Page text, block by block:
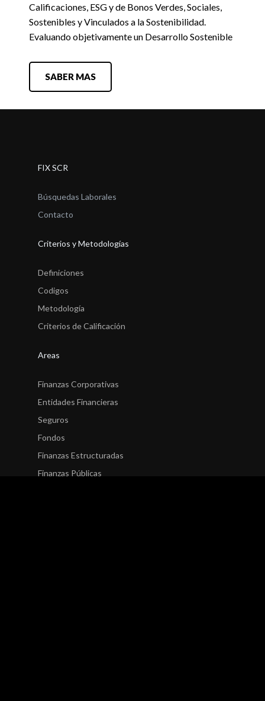
Calificaciones, ESG y de Bonos Verdes, Sociales,
Sostenibles y Vinculados a la Sostenibilidad.
Evaluando objetivamente un Desarrollo Sostenible
SABER MAS
FIX SCR
Búsquedas Laborales
Contacto
Criterios y Metodologías
Definiciones
Codigos
Metodología
Criterios de Calificación
Areas
Finanzas Corporativas
Entidades Financieras
Seguros
Fondos
Finanzas Estructuradas
Finanzas Públicas